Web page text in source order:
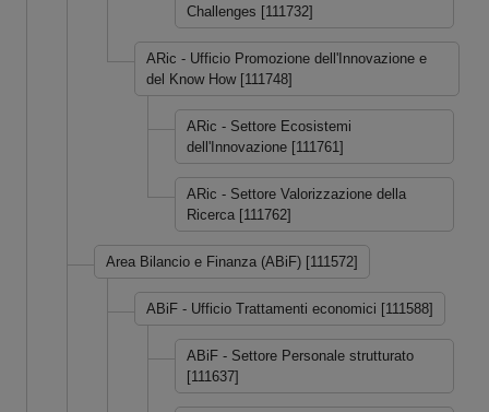
Challenges [111732]
ARic - Ufficio Promozione dell'Innovazione e
del Know How [111748]
ARic - Settore Ecosistemi
dell'Innovazione [111761]
ARic - Settore Valorizzazione della
Ricerca [111762]
Area Bilancio e Finanza (ABiF) [111572]
ABiF - Ufficio Trattamenti economici [111588]
ABiF - Settore Personale strutturato
[111637]